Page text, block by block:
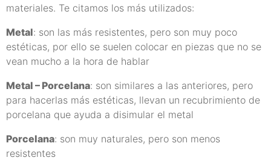
materiales. Te citamos los más utilizados:
Metal: son las más resistentes, pero son muy poco
estéticas, por ello se suelen colocar en piezas que no se
vean mucho a la hora de hablar
Metal – Porcelana: son similares a las anteriores, pero
para hacerlas más estéticas, llevan un recubrimiento de
porcelana que ayuda a disimular el metal
Porcelana: son muy naturales, pero son menos
resistentes